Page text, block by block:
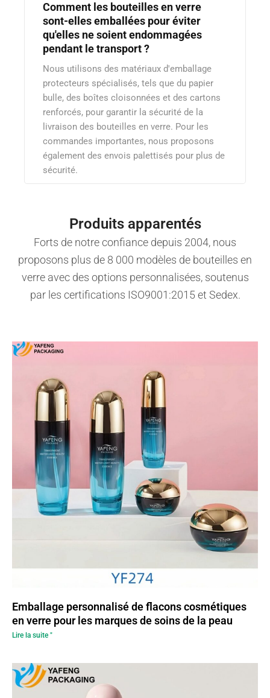
Comment les bouteilles en verre
sont-elles emballées pour éviter
qu'elles ne soient endommagées
pendant le transport ?
Nous utilisons des matériaux d'emballage
protecteurs spécialisés, tels que du papier
bulle, des boîtes cloisonnées et des cartons
renforcés, pour garantir la sécurité de la
livraison des bouteilles en verre. Pour les
commandes importantes, nous proposons
également des envois palettisés pour plus de
sécurité.
Produits apparentés
Forts de notre confiance depuis 2004, nous
proposons plus de 8 000 modèles de bouteilles en
verre avec des options personnalisées, soutenus
par les certifications ISO9001:2015 et Sedex.
Emballage personnalisé de flacons cosmétiques
en verre pour les marques de soins de la peau
Lire la suite "